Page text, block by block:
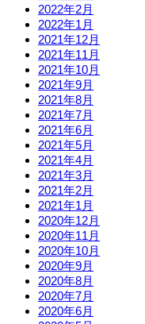
2022年2月
2022年1月
2021年12月
2021年11月
2021年10月
2021年9月
2021年8月
2021年7月
2021年6月
2021年5月
2021年4月
2021年3月
2021年2月
2021年1月
2020年12月
2020年11月
2020年10月
2020年9月
2020年8月
2020年7月
2020年6月